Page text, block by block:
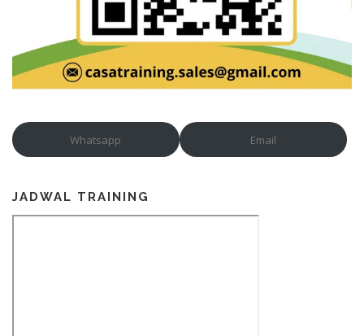
Whatsapp Email
JADWAL TRAINING